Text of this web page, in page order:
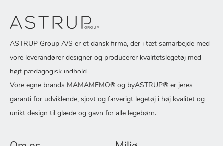
ASTRUP Group A/S er et dansk firma, der i tæt samarbejde med
vore leverandører designer og producerer kvalitetslegetøj med
højt pædagogisk indhold.
Vore egne brands MAMAMEMO® og byASTRUP® er jeres
garanti for udviklende, sjovt og farverigt legetøj i høj kvalitet og
unikt design til glæde og gavn for alle legebørn.